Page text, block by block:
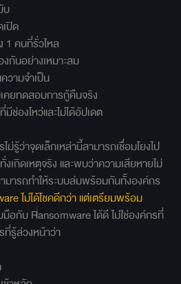
บ
ปิด
1 คนที่รั่วไหล
กันอย่างเหมาะสม
วามจำเป็น
คยทดสอบการกู้คืนจริง
ช่องโหว่และไม่ได้อัปเดต
าจุดเล็กเหล่านี้สามารถเชื่อมโยงไป
เกิดเหตุจริง และพบว่าความเสียหายไม่
มารถทำให้ระบบล่มพร้อมกันทั้งองค์กร
ไม่ได้โชคดีกว่า แต่เตรียมพร้อม
อกับ Ransomware ได้ดี ไม่ใช่องค์กรที่
ที่รู้ล่วงหน้าว่า